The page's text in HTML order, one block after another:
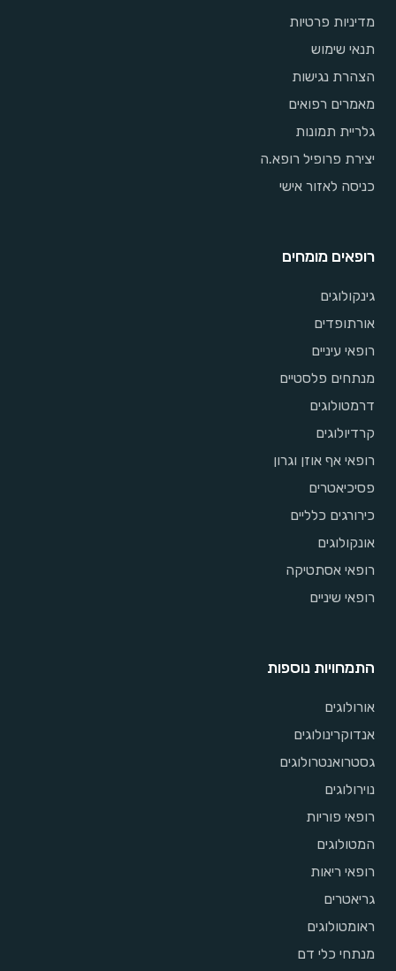
מדיניות פרטיות
תנאי שימוש
הצהרת נגישות
מאמרים רפואים
גלריית תמונות
יצירת פרופיל רופא.ה
כניסה לאזור אישי
רופאים מומחים
גינקולוגים
אורתופדים
רופאי עיניים
מנתחים פלסטיים
דרמטולוגים
קרדיולוגים
רופאי אף אוזן וגרון
פסיכיאטרים
כירורגים כלליים
אונקולוגים
רופאי אסתטיקה
רופאי שיניים
התמחויות נוספות
אורולוגים
אנדוקרינולוגים
גסטרואנטרולוגים
נוירולוגים
רופאי פוריות
המטולוגים
רופאי ריאות
גריאטרים
ראומטולוגים
מנתחי כלי דם